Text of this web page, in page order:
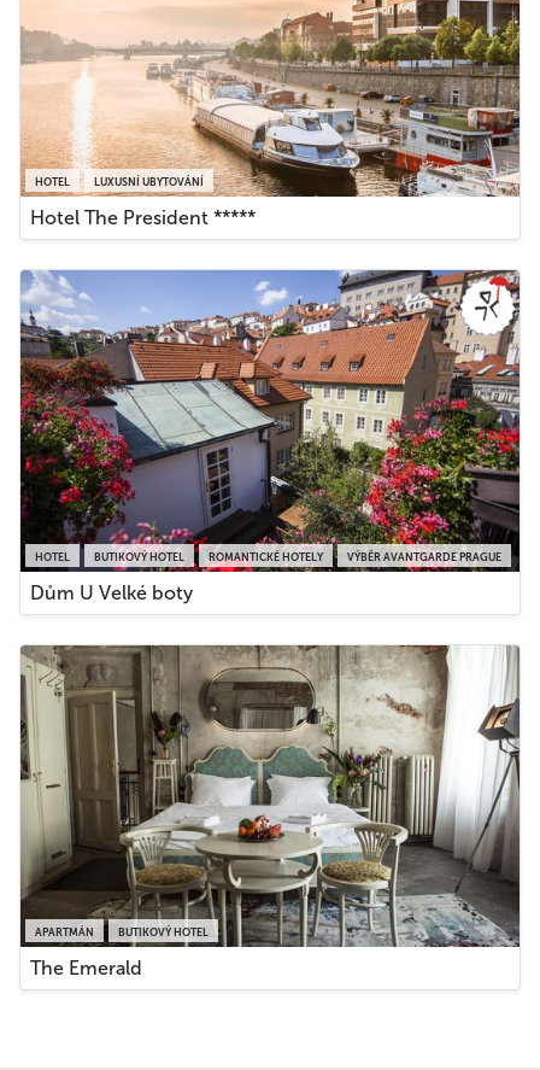
HOTEL LUXUSNÍ UBYTOVÁNÍ
Hotel The President *****
HOTEL BUTIKOVÝ HOTEL ROMANTICKÉ HOTELY VÝBĚR AVANTGARDE PRAGUE
Dům U Velké boty
APARTMÁN BUTIKOVÝ HOTEL
The Emerald